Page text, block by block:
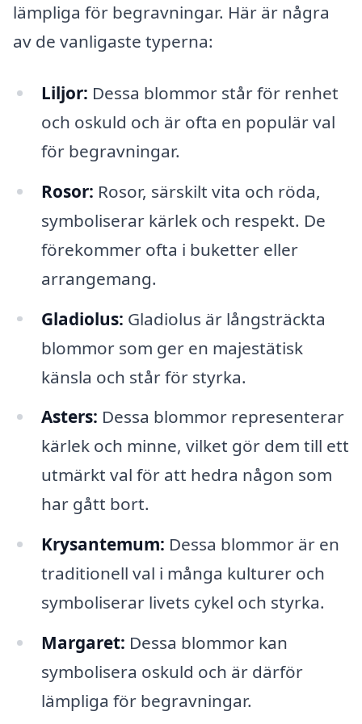
lämpliga för begravningar. Här är några
av de vanligaste typerna:
Liljor: Dessa blommor står för renhet
och oskuld och är ofta en populär val
för begravningar.
Rosor: Rosor, särskilt vita och röda,
symboliserar kärlek och respekt. De
förekommer ofta i buketter eller
arrangemang.
Gladiolus: Gladiolus är långsträckta
blommor som ger en majestätisk
känsla och står för styrka.
Asters: Dessa blommor representerar
kärlek och minne, vilket gör dem till ett
utmärkt val för att hedra någon som
har gått bort.
Krysantemum: Dessa blommor är en
traditionell val i många kulturer och
symboliserar livets cykel och styrka.
Margaret: Dessa blommor kan
symbolisera oskuld och är därför
lämpliga för begravningar.